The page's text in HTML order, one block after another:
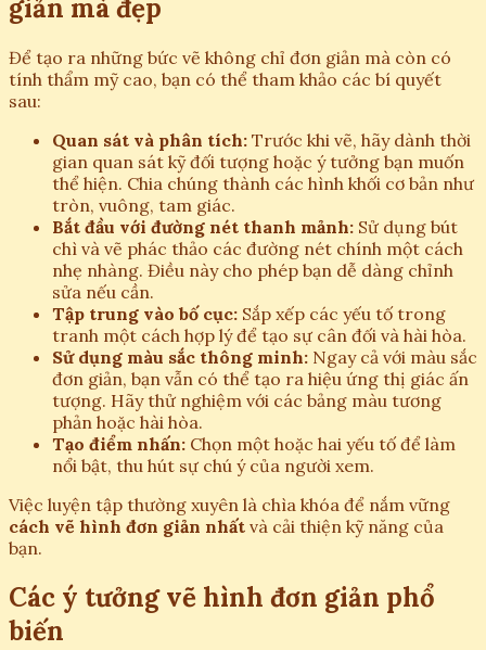
giản mà đẹp
Để tạo ra những bức vẽ không chỉ đơn giản mà còn có
tính thẩm mỹ cao, bạn có thể tham khảo các bí quyết
sau:
Quan sát và phân tích: Trước khi vẽ, hãy dành thời
gian quan sát kỹ đối tượng hoặc ý tưởng bạn muốn
thể hiện. Chia chúng thành các hình khối cơ bản như
tròn, vuông, tam giác.
Bắt đầu với đường nét thanh mảnh: Sử dụng bút
chì và vẽ phác thảo các đường nét chính một cách
nhẹ nhàng. Điều này cho phép bạn dễ dàng chỉnh
sửa nếu cần.
Tập trung vào bố cục: Sắp xếp các yếu tố trong
tranh một cách hợp lý để tạo sự cân đối và hài hòa.
Sử dụng màu sắc thông minh: Ngay cả với màu sắc
đơn giản, bạn vẫn có thể tạo ra hiệu ứng thị giác ấn
tượng. Hãy thử nghiệm với các bảng màu tương
phản hoặc hài hòa.
Tạo điểm nhấn: Chọn một hoặc hai yếu tố để làm
nổi bật, thu hút sự chú ý của người xem.
Việc luyện tập thường xuyên là chìa khóa để nắm vững
cách vẽ hình đơn giản nhất và cải thiện kỹ năng của
bạn.
Các ý tưởng vẽ hình đơn giản phổ
biến